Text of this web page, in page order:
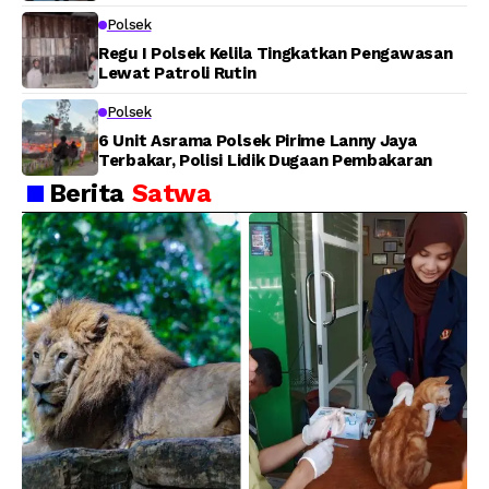
Polsek
Regu I Polsek Kelila Tingkatkan Pengawasan
Lewat Patroli Rutin
Polsek
6 Unit Asrama Polsek Pirime Lanny Jaya
Terbakar, Polisi Lidik Dugaan Pembakaran
Berita Satwa